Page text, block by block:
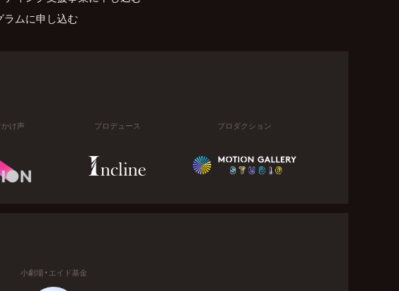
ラムに申し込む
け声 プロデュース プロダクション
小劇場・エイド基金